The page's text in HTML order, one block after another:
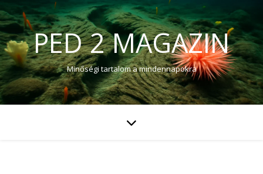
PED 2 MAGAZIN
Minőségi tartalom a mindennapokra